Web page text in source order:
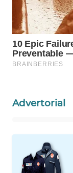
Advertorial
PORTAL
KONSUMEN
FORWAMKI
TAMBANG
NEWS